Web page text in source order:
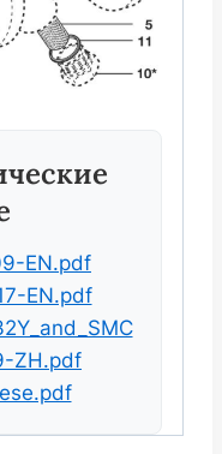
EN.pdf
EN.pdf
ZH.pdf